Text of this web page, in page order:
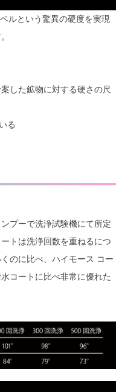
ルという驚異の硬度を実現
した鉱物に対する硬さの尺
る
プーで洗浄試験機にて所定
トは洗浄回数を重ねるにつ
のに比べ、ハイモース コー
コートに比べ非常に優れた